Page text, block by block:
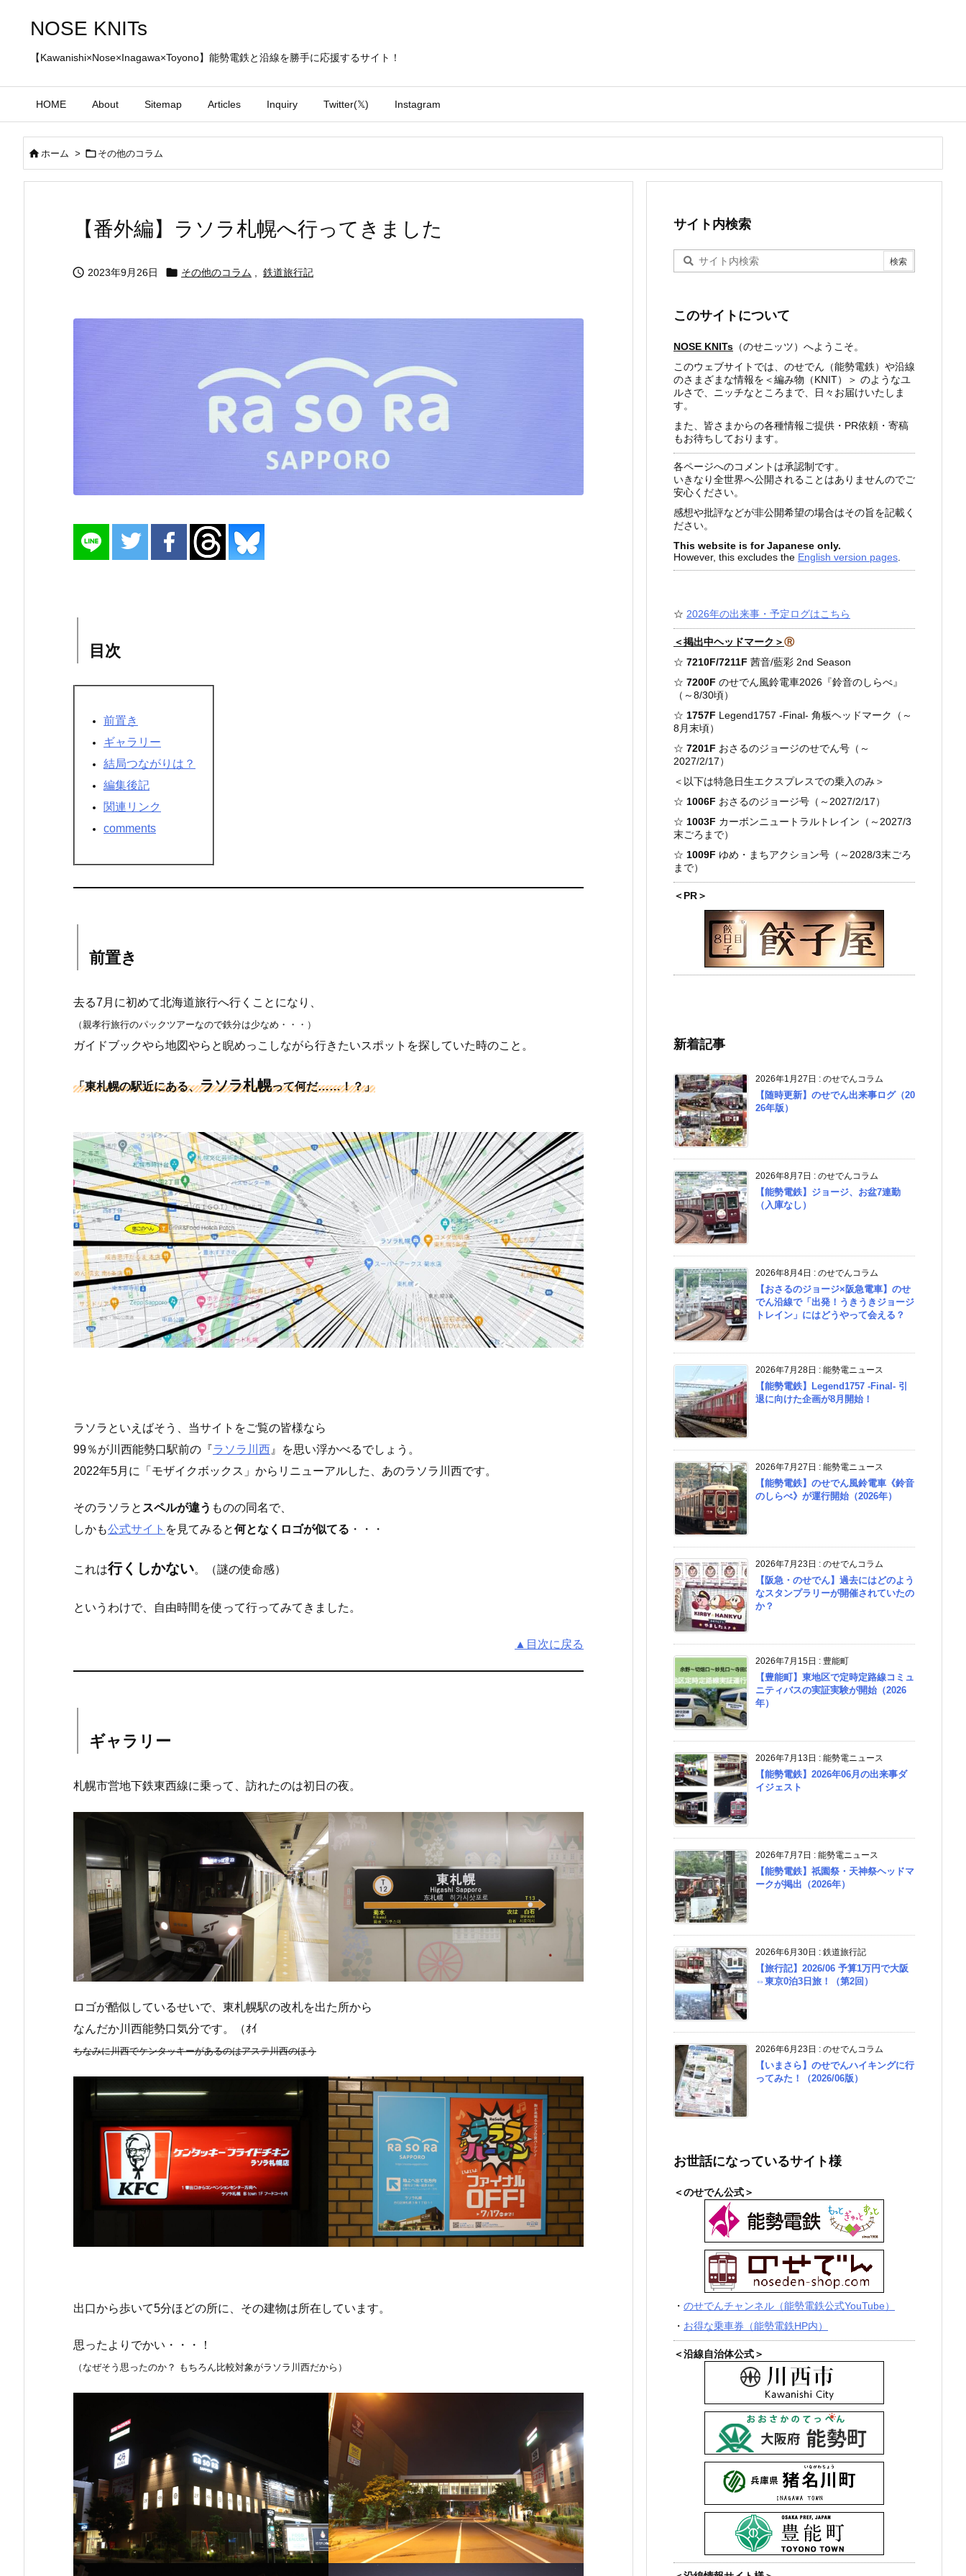
NOSE KNITs
【Kawanishi×Nose×Inagawa×Toyono】能勢電鉄と沿線を勝手に応援するサイト！
HOME About Sitemap Articles Inquiry Twitter(𝕏) Instagram
ホーム >  その他のコラム
【番外編】ラソラ札幌へ行ってきました
 2023年9月26日  その他のコラム 鉄道旅行記
目次
前置き
ギャラリー
結局つながりは？
編集後記
関連リンク
comments
前置き
去る7月に初めて北海道旅行へ行くことになり、
（親孝行旅行のパックツアーなので鉄分は少なめ・・・）
ガイドブックやら地図やらと睨めっこしながら行きたいスポットを探していた時のこと。
「東札幌の駅近にある、ラソラ札幌って何だ……！？」
ラソラといえばそう、当サイトをご覧の皆様なら
99％が川西能勢口駅前の『ラソラ川西 』を思い浮かべるでしょう。
2022年5月に「モザイクボックス」からリニューアルした、あのラソラ川西です。
そのラソラと スペルが違う ものの同名で、
しかも公式サイト を見てみると何となくロゴが似てる ・・・
これは行くしかない。（謎の使命感）
というわけで、自由時間を使って行ってみてきました。
▲目次に戻る
ギャラリー
札幌市営地下鉄東西線に乗って、訪れたのは初日の夜。
ロゴが酷似しているせいで、東札幌駅の改札を出た所から
なんだか川西能勢口気分です。（ｵｲ
ちなみに川西でケンタッキーがあるのはアステ川西のほう
出口から歩いて5分ほどの所に、その建物は所在しています。
思ったよりでかい・・・！
（なぜそう思ったのか？ もちろん比較対象がラソラ川西だから）
サイト内検索
このサイトについて
NOSE KNITs （のせニッツ）へようこそ。
このウェブサイトでは、のせでん（能勢電鉄）や沿線
のさまざまな情報を＜編み物（KNIT）＞ のようなユ
ルさで、ニッチなところまで、日々お届けいたしま
す。
また、皆さまからの各種情報ご提供・PR依頼・寄稿
もお待ちしております。
各ページへのコメントは承認制です。
いきなり全世界へ公開されることはありませんのでご
安心ください。
感想や批評などが非公開希望の場合はその旨を記載く
ださい。
This website is for Japanese only.
However, this excludes the English version pages
☆ 2026年の出来事・予定ログはこちら
＜掲出中ヘッドマーク＞Ⓡ
☆ 7210F/7211F 茜音/藍彩 2nd Season
☆ 7200F のせでん風鈴電車2026『鈴音のしらべ』
（～8/30頃）
☆ 1757F Legend1757 -Final- 角板ヘッドマーク（～
8月末頃）
☆ 7201F おさるのジョージのせでん号（～
2027/2/17）
＜以下は特急日生エクスプレスでの乗入のみ＞
☆ 1006F おさるのジョージ号（～2027/2/17）
☆ 1003F カーボンニュートラルトレイン（～2027/3
末ごろまで）
☆ 1009F ゆめ・まちアクション号（～2028/3末ごろ
まで）
＜PR＞
新着記事
2026年1月27日 : のせでんコラム
【随時更新】のせでん出来事ログ（20
26年版）
2026年8月7日 : のせでんコラム
【能勢電鉄】ジョージ、お盆7連勤
（入庫なし）
2026年8月4日 : のせでんコラム
【おさるのジョージ×阪急電車】のせ
でん沿線で「出発！うきうきジョージ
トレイン」にはどうやって会える？
2026年7月28日 : 能勢電ニュース
【能勢電鉄】Legend1757 -Final- 引
退に向けた企画が8月開始！
2026年7月27日 : 能勢電ニュース
【能勢電鉄】のせでん風鈴電車《鈴音
のしらべ》が運行開始（2026年）
2026年7月23日 : のせでんコラム
【阪急・のせでん】過去にはどのよう
なスタンプラリーが開催されていたの
か？
2026年7月15日 : 豊能町
【豊能町】東地区で定時定路線コミュ
ニティバスの実証実験が開始（2026
年）
2026年7月13日 : 能勢電ニュース
【能勢電鉄】2026年06月の出来事ダ
イジェスト
2026年7月7日 : 能勢電ニュース
【能勢電鉄】祇園祭・天神祭ヘッドマ
ークが掲出（2026年）
2026年6月30日 : 鉄道旅行記
【旅行記】2026/06 予算1万円で大阪
⇔東京0泊3日旅！（第2回）
2026年6月23日 : のせでんコラム
【いまさら】のせでんハイキングに行
ってみた！（2026/06版）
お世話になっているサイト様
＜のせでん公式＞
・ のせでんチャンネル（能勢電鉄公式YouTube）
・ お得な乗車券（能勢電鉄HP内）
＜沿線自治体公式＞